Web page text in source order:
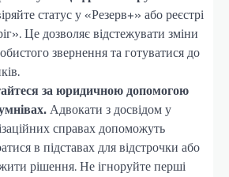
статус у «Резерв+» або реєстрі
Це дозволяє відстежувати зміни
звернення та готуватися до
за юридичною допомогою
Адвокати з досвідом у
справах допоможуть
в підставах для відстрочки або
рішення. Не ігноруйте перші